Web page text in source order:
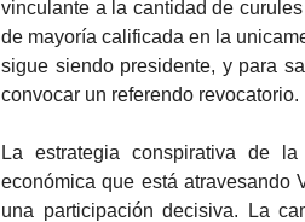
vinculante a la cantidad de
de mayoría calificada en la
sigue siendo presidente, y para
convocar un referendo revocatorio.
La estrategia conspirativa de
económica que está atravesando
una participación decisiva. La